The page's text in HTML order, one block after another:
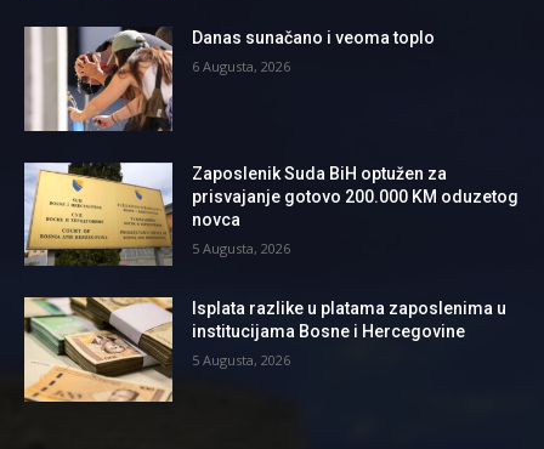
Danas sunačano i veoma toplo
6 Augusta, 2026
Zaposlenik Suda BiH optužen za
prisvajanje gotovo 200.000 KM oduzetog
novca
5 Augusta, 2026
Isplata razlike u platama zaposlenima u
institucijama Bosne i Hercegovine
5 Augusta, 2026